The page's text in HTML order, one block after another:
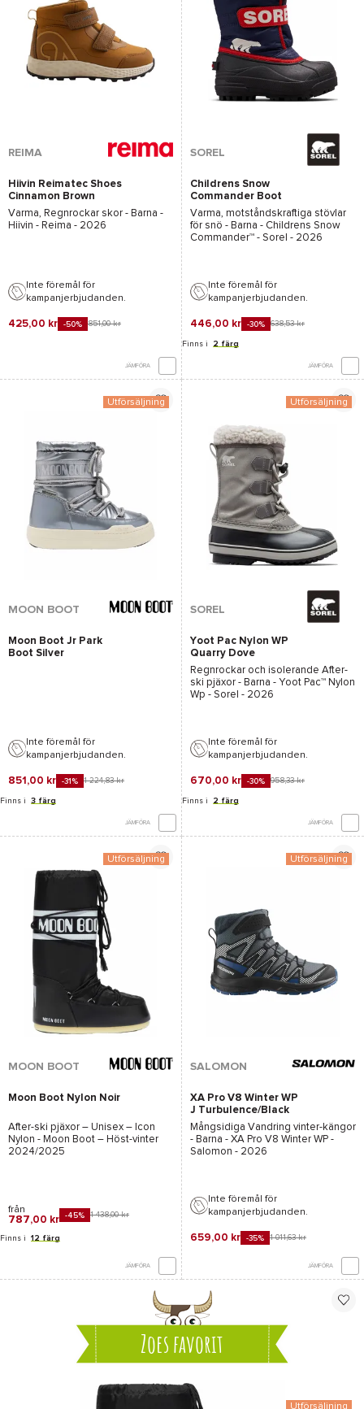
REIMA
Hiivin Reimatec Shoes
Cinnamon Brown
Varma, Regnrockar skor - Barna -
Hiivin - Reima - 2026
Inte föremål för
kampanjerbjudanden.
425,00 kr -50% 851,00 kr
JÄMFÖRA
SOREL
Childrens Snow
Commander Boot
Nocturnal Sail Red
Varma, motståndskraftiga stövlar
för snö - Barna - Childrens Snow
Commander™ - Sorel - 2026
Inte föremål för
kampanjerbjudanden.
446,00 kr -30% 638,53 kr
Finns i 2 färg
JÄMFÖRA
Utförsäljning
MOON BOOT
Moon Boot Jr Park
Boot Silver
Inte föremål för
kampanjerbjudanden.
851,00 kr -31% 1 224,83 kr
Finns i 3 färg
JÄMFÖRA
Utförsäljning
SOREL
Yoot Pac Nylon WP
Quarry Dove
Regnrockar och isolerande After-
ski pjäxor - Barna - Yoot Pac™ Nylon
Wp - Sorel - 2026
Inte föremål för
kampanjerbjudanden.
670,00 kr -30% 958,33 kr
Finns i 2 färg
JÄMFÖRA
Utförsäljning
MOON BOOT
Moon Boot Nylon Noir
After-ski pjäxor – Unisex – Icon
Nylon - Moon Boot – Höst-vinter
2024/2025
från
787,00 kr -45% 1 438,00 kr
Finns i 12 färg
JÄMFÖRA
Utförsäljning
SALOMON
XA Pro V8 Winter WP
J Turbulence/Black
Mångsidiga Vandring vinter-kängor
- Barna - XA Pro V8 Winter WP -
Salomon - 2026
Inte föremål för
kampanjerbjudanden.
659,00 kr -35% 1 011,63 kr
JÄMFÖRA
Zoes favorit
Utförsäljning